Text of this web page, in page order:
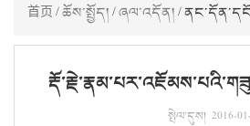
首页/ཆོས་སྤྱོད།/ཞལ་འདོན།/
སྤེལ་དུས། 2016-